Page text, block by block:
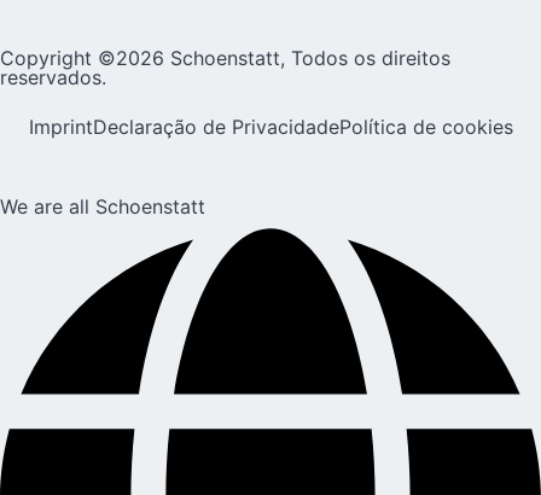
Copyright ©2026 Schoenstatt, Todos os direitos
reservados.
ImprintDeclaração de PrivacidadePolítica de cookies
We are all Schoenstatt